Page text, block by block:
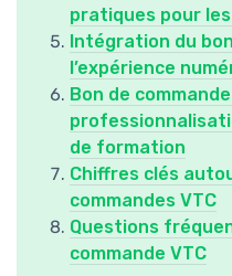
pratiques pour
Intégration du
l’expérience
Bon de
de formation
Chiffres clés
commandes VTC
Questions
commande VTC